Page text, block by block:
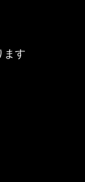
ます